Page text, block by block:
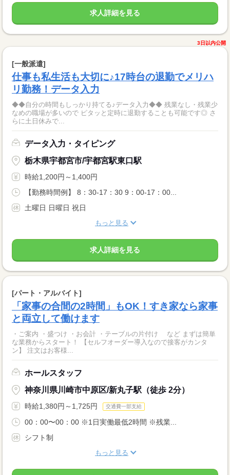
求人詳細を見る
3日以内公開
[一般派遣]
仕事も私生活も大切に♪17時台の退勤でメリハ
リ勤務！データ入力
◆◆自分の時間もしっかり持てる♪データ入力◆◆ 残業なし・残業少
なめの職場が多いので ピタッと定時に退勤することも可能です◎ さ
らに土日休みで...
データ入力・タイピング
栃木県宇都宮市/宇都宮駅東口駅
時給1,200円～1,400円
【勤務時間例】 8：30-17：30 9：00-17：00...
土曜日 日曜日 祝日
もっと見る
求人詳細を見る
[パート・アルバイト]
「家事の合間の2時間」もOK！すき家なら家事
と両立して働けます
・ご案内 ・盛つけ ・お会計 ・テーブルの片付け など まずは簡単
な業務からスタート！ 【セルフオーダー導入なので接客がカンタ
ン】 注文はお客様...
ホールスタッフ
神奈川県川崎市中原区/新丸子駅（徒歩 2分）
時給1,380円～1,725円 交通費一部支給
00：00〜00：00 ※1日実働最低2時間 ※残業...
シフト制
もっと見る